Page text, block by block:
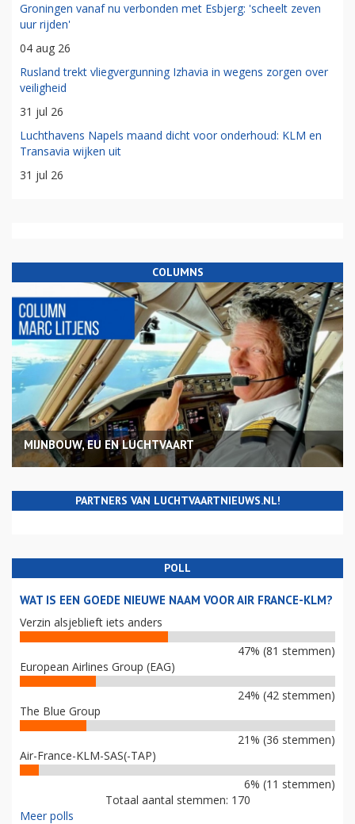
Groningen vanaf nu verbonden met Esbjerg: 'scheelt zeven
uur rijden'
04 aug 26
Rusland trekt vliegvergunning Izhavia in wegens zorgen over
veiligheid
31 jul 26
Luchthavens Napels maand dicht voor onderhoud: KLM en
Transavia wijken uit
31 jul 26
COLUMNS
MIJNBOUW, EU EN LUCHTVAART
PARTNERS VAN LUCHTVAARTNIEUWS.NL!
POLL
WAT IS EEN GOEDE NIEUWE NAAM VOOR AIR FRANCE-KLM?
Verzin alsjeblieft iets anders
47% (81 stemmen)
European Airlines Group (EAG)
24% (42 stemmen)
The Blue Group
21% (36 stemmen)
Air-France-KLM-SAS(-TAP)
6% (11 stemmen)
Totaal aantal stemmen: 170
Meer polls